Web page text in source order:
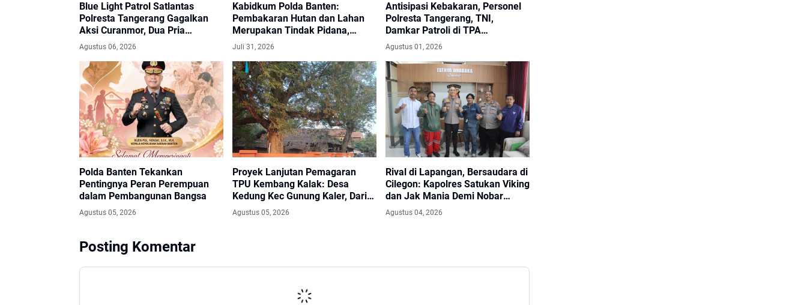
Blue Light Patrol Satlantas
Polresta Tangerang Gagalkan
Aksi Curanmor, Dua Pria
Diamankan
Agustus 06, 2026
Kabidkum Polda Banten:
Pembakaran Hutan dan Lahan
Merupakan Tindak Pidana,
Pelaku Akan Ditindak Tegas
Juli 31, 2026
Antisipasi Kebakaran, Personel
Polresta Tangerang, TNI,
Damkar Patroli di TPA
Jatiwaringin
Agustus 01, 2026
Polda Banten Tekankan
Pentingnya Peran Perempuan
dalam Pembangunan Bangsa
Agustus 05, 2026
Proyek Lanjutan Pemagaran
TPU Kembang Kalak: Desa
Kedung Kec Gunung Kaler, Dari
Aspirasi Dewan PKS Mendapat
Agustus 05, 2026
Rival di Lapangan, Bersaudara di
Cilegon: Kapolres Satukan Viking
dan Jak Mania Demi Nobar
Damai Piala Presiden 2026
Agustus 04, 2026
Posting Komentar